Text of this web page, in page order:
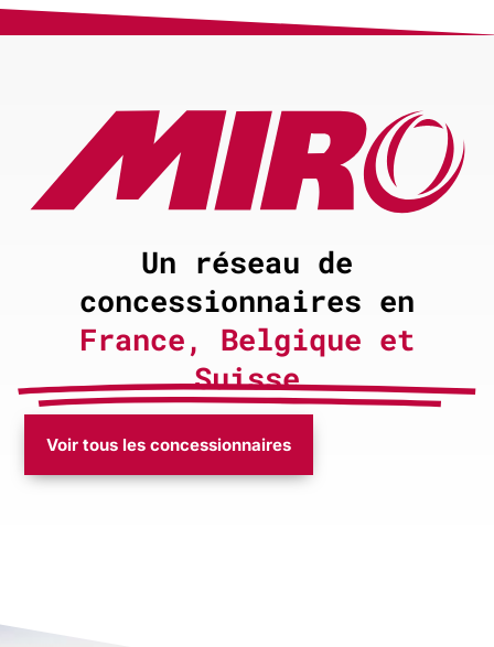
Un réseau de
concessionnaires en
France, Belgique et
Suisse
Voir tous les concessionnaires